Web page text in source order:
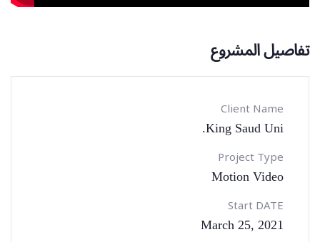
تفاصيل المشروع
Client Name
King Saud Uni.
Project Type
Motion Video
Start DATE
March 25, 2021